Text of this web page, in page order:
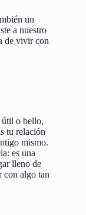
un
a nuestro
de vivir con
útil o bello,
tu relación
mismo.
es una
lleno de
con algo tan